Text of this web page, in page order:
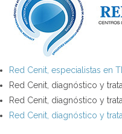
Red Cenit, especialistas en
Red Cenit, diagnóstico y
Red Cenit, diagnóstico y
Red Cenit, diagnóstico y